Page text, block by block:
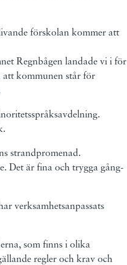
förskolan kommer att
Regnbågen landade vi i för
att kommunen står för
strandpromenad.
Det är fina och trygga gång-
verksamhetsanpassats
som finns i olika
regler och krav och